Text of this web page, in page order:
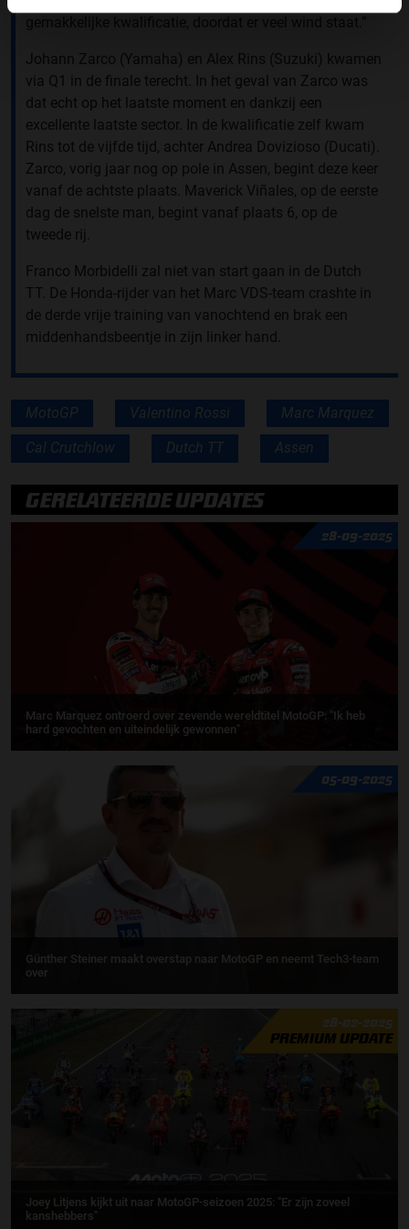
gemakkelijke kwalificatie, doordat er veel wind staat.”
Johann Zarco (Yamaha) en Alex Rins (Suzuki) kwamen
via Q1 in de finale terecht. In het geval van Zarco was
dat echt op het laatste moment en dankzij een
excellente laatste sector. In de kwalificatie zelf kwam
Rins tot de vijfde tijd, achter Andrea Dovizioso (Ducati).
Zarco, vorig jaar nog op pole in Assen, begint deze keer
vanaf de achtste plaats. Maverick Viñales, op de eerste
dag de snelste man, begint vanaf plaats 6, op de
tweede rij.
Franco Morbidelli zal niet van start gaan in de Dutch
TT. De Honda-rijder van het Marc VDS-team crashte in
de derde vrije training van vanochtend en brak een
middenhandsbeentje in zijn linker hand.
MotoGP Valentino Rossi Marc Marquez
Cal Crutchlow Dutch TT Assen
GERELATEERDE UPDATES
28-09-2025
Marc Marquez ontroerd over zevende wereldtitel MotoGP: "Ik heb
hard gevochten en uiteindelijk gewonnen"
05-09-2025
Günther Steiner maakt overstap naar MotoGP en neemt Tech3-team
over
28-02-2025
PREMIUM UPDATE
Joey Litjens kijkt uit naar MotoGP-seizoen 2025: "Er zijn zoveel
kanshebbers"